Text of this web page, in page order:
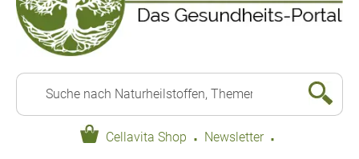
Cellavita Shop · Newsletter ·